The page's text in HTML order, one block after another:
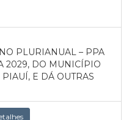
PLURIANUAL – PPA
2029, DO MUNICÍPIO
E DÁ OUTRAS